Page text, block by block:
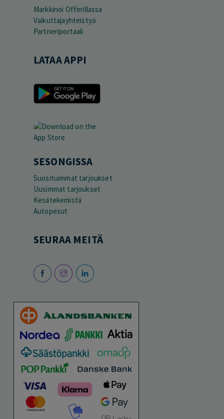
Markkinoi Offerillassa
Vaikuttajayhteistyö
Partneriportaali
LATAA APPI
SESONGISSA
Suosituimmat tarjoukset
Uusimmat tarjoukset
Kesätekemistä
Autopesut
SEURAA MEITÄ